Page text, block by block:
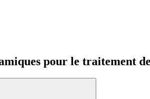
pour le traitement
Rechercher: